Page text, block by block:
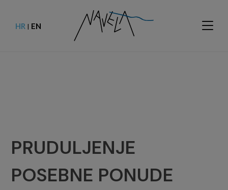
HR | EN
PRUDULJENJE
POSEBNE PONUDE